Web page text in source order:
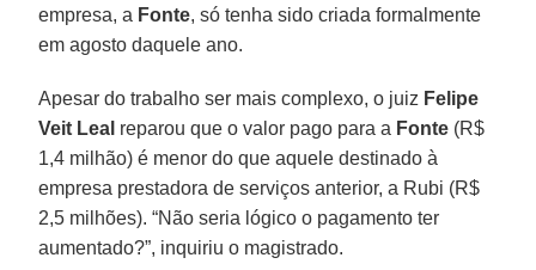
empresa, a Fonte, só tenha sido criada formalmente
em agosto daquele ano.
Apesar do trabalho ser mais complexo, o juiz Felipe
Veit Leal reparou que o valor pago para a Fonte (R$
1,4 milhão) é menor do que aquele destinado à
empresa prestadora de serviços anterior, a Rubi (R$
2,5 milhões). “Não seria lógico o pagamento ter
aumentado?”, inquiriu o magistrado.